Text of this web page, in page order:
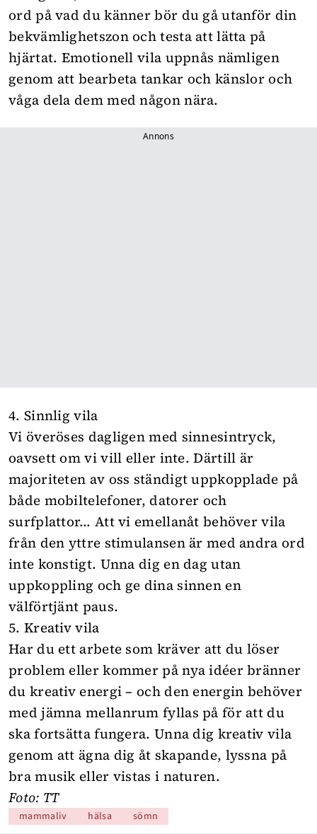
ord på vad du känner bör du gå utanför din
bekvämlighetszon och testa att lätta på
hjärtat. Emotionell vila uppnås nämligen
genom att bearbeta tankar och känslor och
våga dela dem med någon nära.
Annons
4. Sinnlig vila
Vi överöses dagligen med sinnesintryck,
oavsett om vi vill eller inte. Därtill är
majoriteten av oss ständigt uppkopplade på
både mobiltelefoner, datorer och
surfplattor… Att vi emellanåt behöver vila
från den yttre stimulansen är med andra ord
inte konstigt. Unna dig en dag utan
uppkoppling och ge dina sinnen en
välförtjänt paus.
5. Kreativ vila
Har du ett arbete som kräver att du löser
problem eller kommer på nya idéer bränner
du kreativ energi – och den energin behöver
med jämna mellanrum fyllas på för att du
ska fortsätta fungera. Unna dig kreativ vila
genom att ägna dig åt skapande, lyssna på
bra musik eller vistas i naturen.
Foto: TT
mammaliv hälsa sömn